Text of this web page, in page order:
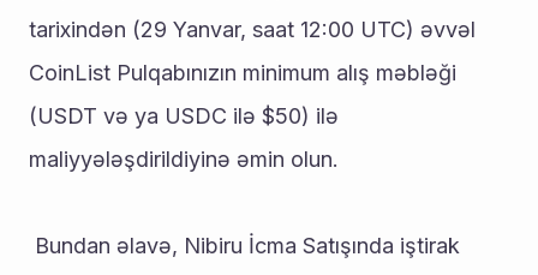
tarixindən (29 Yanvar, saat 12:00 UTC) əvvəl
CoinList Pulqabınızın minimum alış məbləği
(USDT və ya USDC ilə $50) ilə
maliyyələşdirildiyinə əmin olun.